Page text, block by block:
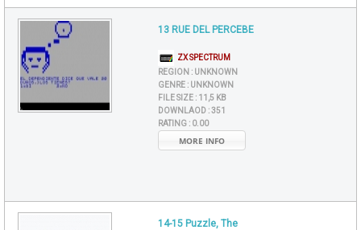
13 RUE DEL PERCEBE
ZX SPECTRUM
REGION : UNKNOWN
GENRE : UNKNOWN
FILE SIZE : 11,5 KB
DOWNLAOD :351
RATING : 0.00
MORE INFO
14-15 Puzzle, The